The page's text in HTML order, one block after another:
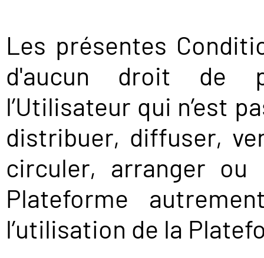
Les présentes
d'aucun droit de
l’Utilisateur qui n’est
distribuer, diffuser,
circuler, arranger
Plateforme
l’utilisation de la